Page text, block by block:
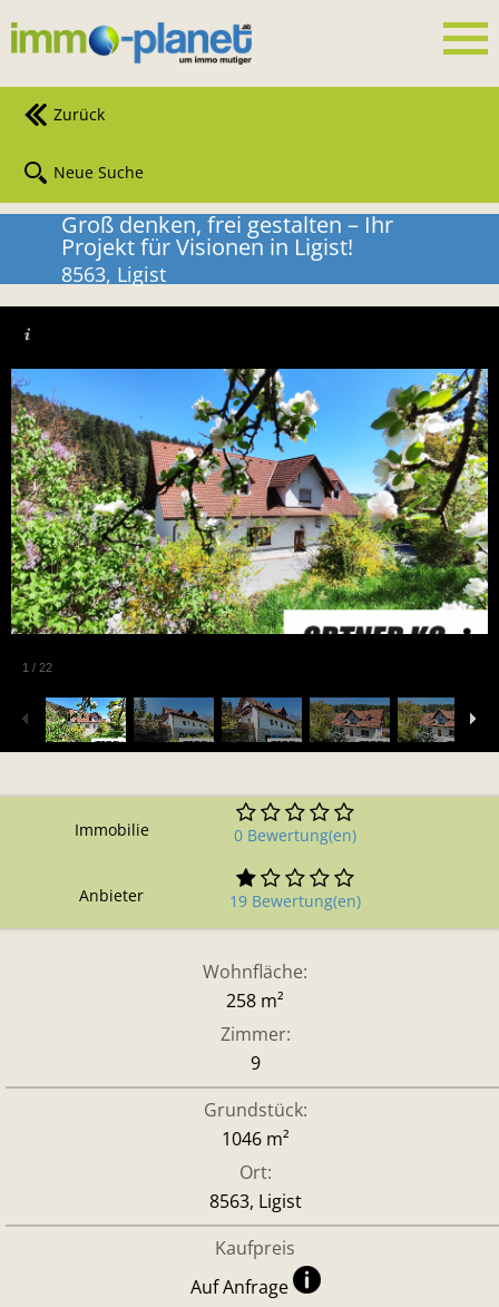
Zurück
Neue Suche
Groß denken, frei gestalten – Ihr
Projekt für Visionen in Ligist!
8563, Ligist
1 / 22
Immobilie 0 Bewertung(en)
Anbieter 19 Bewertung(en)
Wohnfläche:
258 m²
Zimmer:
9
Grundstück:
1046 m²
Ort:
8563, Ligist
Kaufpreis
Auf Anfrage